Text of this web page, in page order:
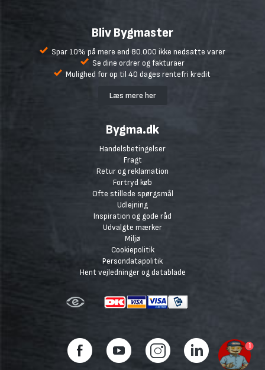
Bliv Bygmaster
Spar 10% på mere end 80.000 ikke nedsatte varer
Se dine ordrer og fakturaer
Mulighed for op til 40 dages rentefri kredit
Læs mere her
Bygma.dk
Handelsbetingelser
Fragt
Retur og reklamation
Fortryd køb
Ofte stillede spørgsmål
Udlejning
Inspiration og gode råd
Udvalgte mærker
Miljø
Cookiepolitik
Persondatapolitik
Hent vejledninger og datablade
1